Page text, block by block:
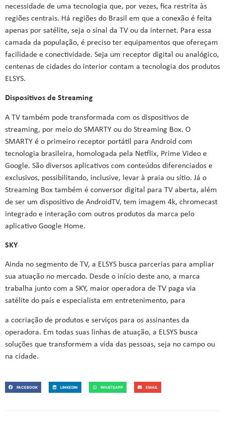
necessidade de uma tecnologia que, por vezes, fica restrita às
regiões centrais. Há regiões do Brasil em que a conexão é feita
apenas por satélite, seja o sinal da TV ou da internet. Para essa
camada da população, é preciso ter equipamentos que ofereçam
facilidade e conectividade. Seja um receptor digital ou analógico,
centenas de cidades do interior contam a tecnologia dos produtos
ELSYS.
Dispositivos de Streaming
A TV também pode transformada com os dispositivos de
streaming, por meio do SMARTY ou do Streaming Box. O
SMARTY é o primeiro receptor portátil para Android com
tecnologia brasileira, homologada pela Netflix, Prime Video e
Google. São diversos aplicativos com conteúdos diferenciados e
exclusivos, possibilitando, inclusive, levar à praia ou sítio. Já o
Streaming Box também é conversor digital para TV aberta, além
de ser um dispositivo de AndroidTV, tem imagem 4k, chromecast
integrado e interação com outros produtos da marca pelo
aplicativo Google Home.
SKY
Ainda no segmento de TV, a ELSYS busca parcerias para ampliar
sua atuação no mercado. Desde o início deste ano, a marca
trabalha junto com a SKY, maior operadora de TV paga via
satélite do país e especialista em entretenimento, para
a cocriação de produtos e serviços para os assinantes da
operadora. Em todas suas linhas de atuação, a ELSYS busca
soluções que transformem a vida das pessoas, seja no campo ou
na cidade.
FACEBOOK LINKEDIN WHATSAPP EMAIL